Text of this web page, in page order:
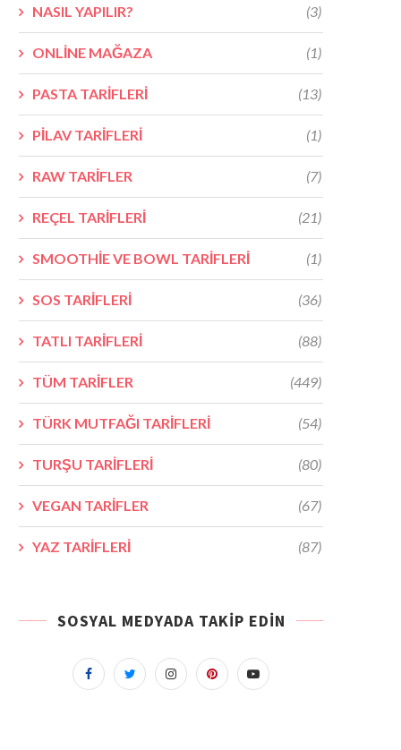
NASIL YAPILIR? (3)
ONLİNE MAĞAZA (1)
PASTA TARİFLERİ (13)
PİLAV TARİFLERİ (1)
RAW TARİFLER (7)
REÇEL TARİFLERİ (21)
SMOOTHİE VE BOWL TARİFLERİ (1)
SOS TARİFLERİ (36)
TATLI TARİFLERİ (88)
TÜM TARİFLER (449)
TÜRK MUTFAĞI TARİFLERİ (54)
TURŞU TARİFLERİ (80)
VEGAN TARİFLER (67)
YAZ TARİFLERİ (87)
SOSYAL MEDYADA TAKIP EDIN